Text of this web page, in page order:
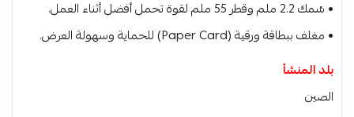
• سُمك 2.2 ملم وقطر 55 ملم لقوة تحمل أفضل أثناء العمل.
• مغلف ببطاقة ورقية (Paper Card) للحماية وسهولة العرض.
بلد المنشأ
الصين